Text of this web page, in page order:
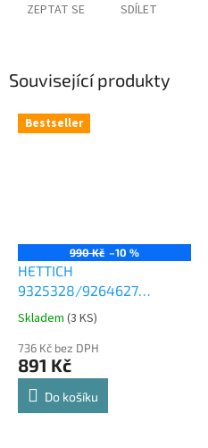
ZEPTAT SE SDÍLET
Související produkty
Bestseller
990 Kč –10 %
HETTICH
9325328/9264627
Comfort Spin 360° otočná
police 8kg
Průměrné
produktu
je
4,8
Skladem (3 KS)
736 Kč bez DPH
891 Kč
Do košíku